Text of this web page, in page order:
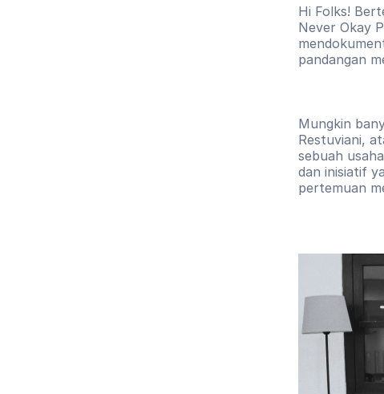
Hi Folks!
Never Okay
pandangan
Mungkin
Restuviani,
sebuah
dan inisiatif
pertemuan